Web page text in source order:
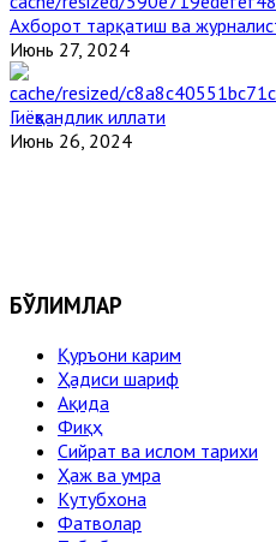
Ахборот тарқатиш ва
Июнь 27, 2024
Гиёҳвандлик иллати
Июнь 26, 2024
БЎЛИМЛАР
Қуръони карим
Ҳадиси шариф
Ақида
Фиқҳ
Сийрат ва ислом тарихи
Ҳаж ва умра
Кутубхона
Фатволар